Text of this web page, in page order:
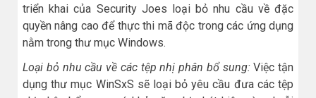
triển khai của Security Joes loại bỏ nhu cầu về đặc
quyền nâng cao để thực thi mã độc trong các ứng dụng
nằm trong thư mục Windows.
Loại bỏ nhu cầu về các tệp nhị phân bổ sung:Việc tận
dụng thư mục WinSxS sẽ loại bỏ yêu cầu đưa các tệp